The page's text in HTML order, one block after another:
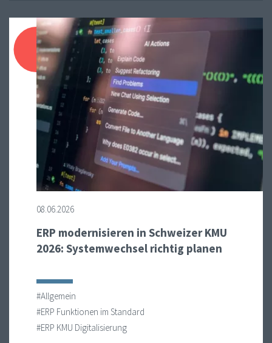
08.06.2026
ERP modernisieren in Schweizer KMU
2026: Systemwechsel richtig planen
#Allgemein
#ERP Funktionen im Standard
#ERP KMU Digitalisierung